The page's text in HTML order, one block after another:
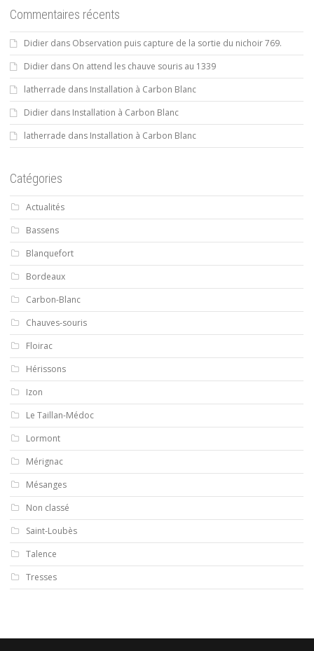
Commentaires récents
Didier dans Observation puis capture de la sortie du nichoir 769.
Didier dans On attend les chauve souris au 1339
latherrade dans Installation à Carbon Blanc
Didier dans Installation à Carbon Blanc
latherrade dans Installation à Carbon Blanc
Catégories
Actualités
Bassens
Blanquefort
Bordeaux
Carbon-Blanc
Chauves-souris
Floirac
Hérissons
Izon
Le Taillan-Médoc
Lormont
Mérignac
Mésanges
Non classé
Saint-Loubès
Talence
Tresses